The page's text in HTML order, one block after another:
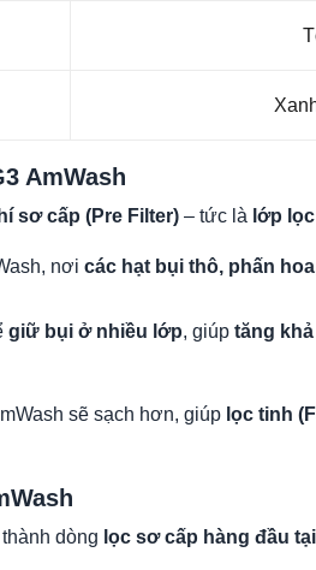
AmWash
sơ cấp (Pre Filter) – tức là lớp
nơi các hạt bụi thô, phấn
giữ bụi ở nhiều lớp, giúp tăng
sẽ sạch hơn, giúp lọc tinh
dòng lọc sơ cấp hàng đầu